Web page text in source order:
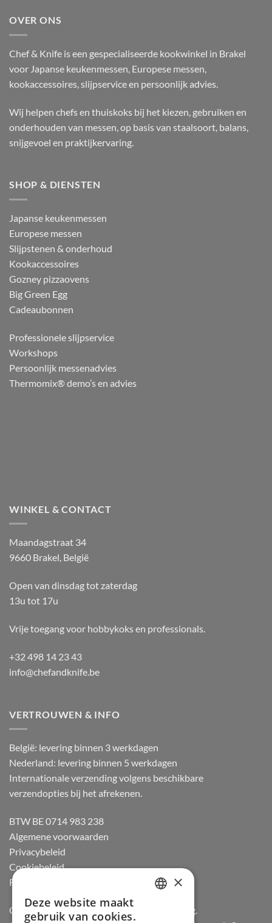
OVER ONS
Chef & Knife is een gespecialiseerde kookwinkel in Brakel
voor Japanse keukenmessen, Europese messen,
kookaccessoires, slijpservice en persoonlijk advies.
Wij helpen chefs en thuiskoks bij het kiezen, gebruiken en
onderhouden van messen, op basis van staalsoort, balans,
snijgevoel en praktijkervaring.
SHOP & DIENSTEN
Japanse keukenmessen
Europese messen
Slijpstenen & onderhoud
Kookaccessoires
Gozney pizzaovens
Big Green Egg
Cadeaubonnen
Professionele slijpservice
Workshops
Persoonlijk messenadvies
Thermomix® demo’s en advies
WINKEL & CONTACT
Maandagstraat 34
9660 Brakel, België
Open van dinsdag tot zaterdag
13u tot 17u
Vrije toegang voor hobbykoks en professionals.
+32 498 14 23 43
info@chefandknife.be
VERTROUWEN & INFO
België: levering binnen 3 werkdagen
Nederland: levering binnen 5 werkdagen
Internationale verzending volgens beschikbare
verzendopties bij het afrekenen.
BTW BE 0714 983 238
Algemene voorwaarden
Privacybeleid
Cookiebeleid
Retourneren
Officiële dealer van Gozney en Big Green Egg.
×
Deze website maakt
gebruik van cookies.